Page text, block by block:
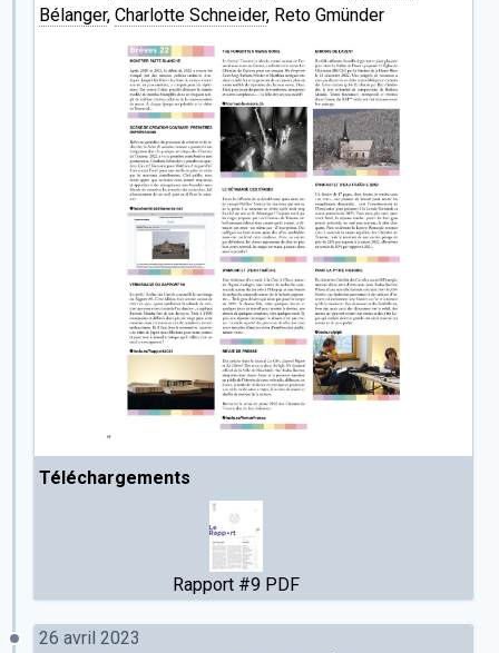
Bélanger, Charlotte Schneider, Reto Gmünder
Téléchargements
Rapport #9 PDF
26 avril 2023